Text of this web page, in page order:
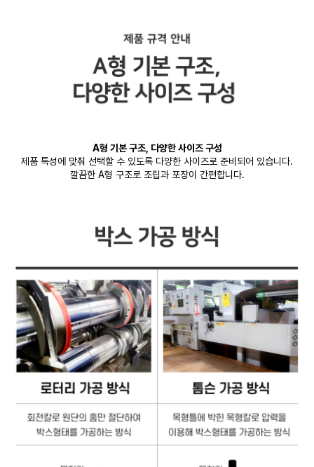
A형 기본 구조, 다양한 사이즈 구성
제품 특성에 맞춰 선택할 수 있도록 다양한 사이즈로 준비되어 있습니다.
깔끔한 A형 구조로 조립과 포장이 간편합니다.